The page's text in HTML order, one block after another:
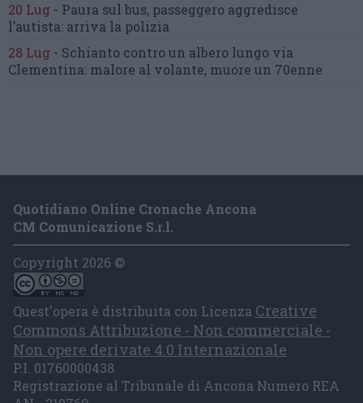
20 Lug - Paura sul bus, passeggero aggredisce
l’autista: arriva la polizia
28 Lug - Schianto contro un albero lungo via
Clementina: malore al volante, muore un 70enne
Quotidiano Online Cronache Ancona
CM Comunicazione S.r.l.
Copyright 2026 ©
Quest'opera è distribuita con Licenza Creative
Commons Attribuzione - Non commerciale -
Non opere derivate 4.0 Internazionale
P.I. 01760000438
Registrazione al Tribunale di Ancona Numero REA